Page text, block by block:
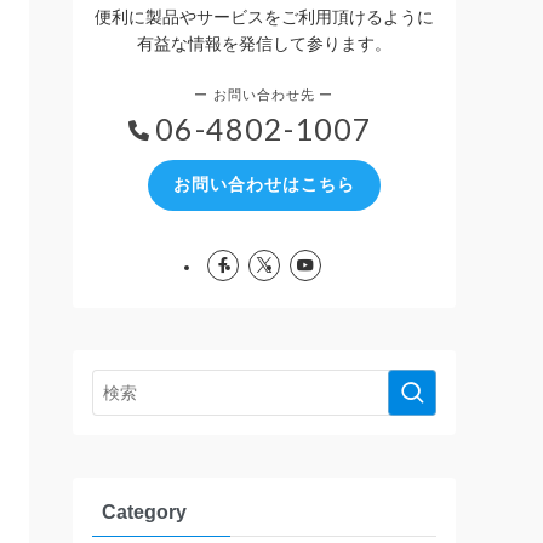
便利に製品やサービスをご利用頂けるように
有益な情報を発信して参ります。
06-4802-1007
お問い合わせはこちら
Category